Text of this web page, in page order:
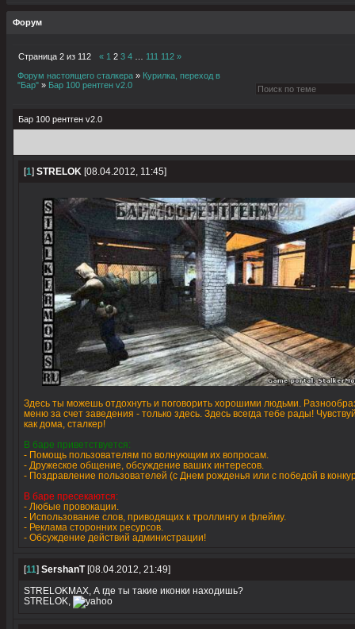
Форум
Страница 2 из 112 « 1 2 3 4 111 112 »
Форум настоящего сталкера » Курилка, переход в
"Бар" » Бар 100 рентген v2.0
Бар 100 рентген v2.0
[1] STRELOK [08.04.2012, 11:45]
Здесь ты можешь отдохнуть и поговорить хорошими людьми.
меню за счет заведения - только здесь. Здесь всегда тебе рады!
как дома, сталкер!
В баре приветствуется:
- Помощь пользователям по волнующим их вопросам.
- Дружеское общение, обсуждение ваших интересов.
- Поздравление пользователей (с Днем рожденья или с победой в
В баре пресекаются:
- Любые провокации.
- Использование слов, приводящих к троллингу и флейму.
- Реклама сторонних ресурсов.
- Обсуждение действий администрации!
[11] SershanT[08.04.2012, 21:49]
STRELOKMAX, А где ты такие иконки находишь?
STRELOK,